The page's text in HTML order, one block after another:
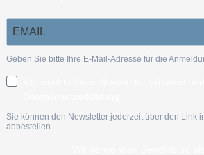
Geben Sie bitte Ihre E-Mail-Adresse für die
Sie können den Newsletter jederzeit über den Link
abbestellen.